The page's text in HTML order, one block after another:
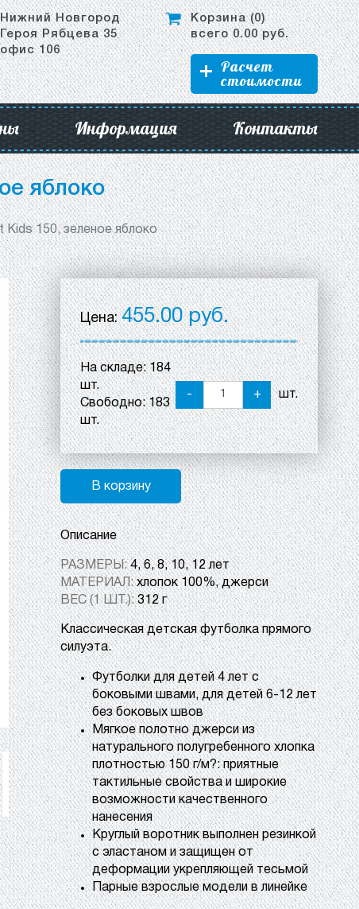
Нижний Новгород
Героя Рябцева 35
офис 106
Корзина (0)
всего0.00руб.
Расчет
стоимости
Информация Контакты
яблоко
150, зеленое яблоко
Цена:455.00 руб.
На складе:184
шт.
Свободно:183
шт.
- + шт.
В корзину
Описание
РАЗМЕРЫ:4, 6, 8, 10, 12 лет
МАТЕРИАЛ:хлопок 100%, джерси
ВЕС (1 ШТ.):312 г
Классическая детская футболка прямого
силуэта.
Футболки для детей 4 лет с
боковыми швами, для детей 6-12 лет
без боковых швов
Мягкое полотно джерси из
натурального полугребенного хлопка
плотностью 150 г/м?: приятные
тактильные свойства и широкие
возможности качественного
нанесения
Круглый воротник выполнен резинкой
с эластаном и защищен от
деформации укрепляющей тесьмой
Парные взрослые модели в линейке